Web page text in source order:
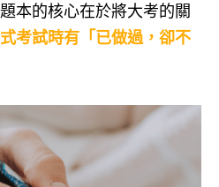
本的核心在於將大考的關
考試時有「已做過，卻不